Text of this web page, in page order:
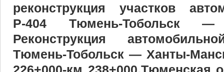
реконструкция участков
Р-404 Тюмень-Тобольск —
Реконструкция
Тюмень-Тобольск — Ханты-